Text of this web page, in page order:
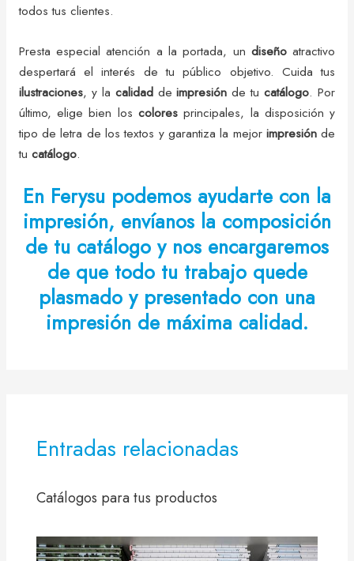
todos tus clientes.
Presta especial atención a la portada, un diseñoatractivo
despertará el interés de tu público objetivo. Cuida tus
ilustraciones, y la calidaddeimpresión de tucatálogo. Por
último, elige bien los colores principales, la disposición y
tipo de letra de los textos y garantiza la mejor impresiónde
tu catálogo.
En Ferysu podemos ayudarte con la
impresión, envíanos la composición
de tu catálogo y nos encargaremos
de que todo tu trabajo quede
plasmado y presentado con una
impresión de máxima calidad.
Entradas relacionadas
Catálogos para tus productos